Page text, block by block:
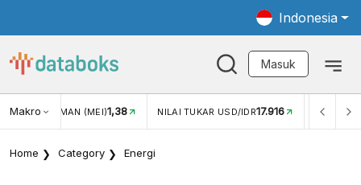
Indonesia
Masuk
Makro
USD/IDR 17.916 INFLASI YOY (JUL)2,88% INFLASI MOM (JUL)
Home Category Energi